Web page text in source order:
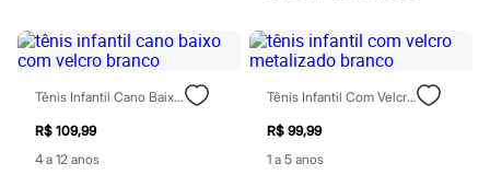
Calçados
Botas
Chinelos
Sapatos
Tênis
Moda esportiva
Tênis Infantil Cano Baixo Com Velcro Branco
R$ 109,99
4 a 12 anos
Tênis Infantil Com Velcro Metalizado Branco
R$ 99,99
1 a 5 anos